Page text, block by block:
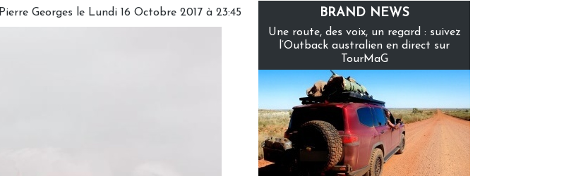
Pierre Georges le Lundi 16 Octobre 2017 à 23:45 BRAND NEWS
Une route, des voix, un regard : suivez
l’Outback australien en direct sur
TourMaG